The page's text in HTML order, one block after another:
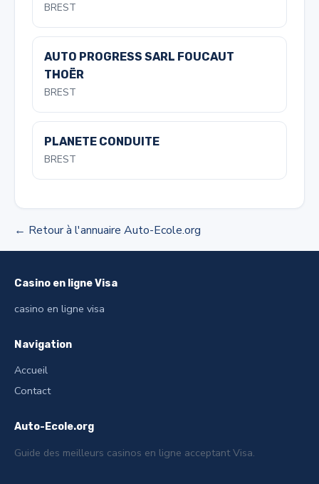
BREST
AUTO PROGRESS SARL FOUCAUT
THOËR
BREST
PLANETE CONDUITE
BREST
← Retour à l'annuaire Auto-Ecole.org
Casino en ligne Visa
casino en ligne visa
Navigation
Accueil
Contact
Auto-Ecole.org
Guide des meilleurs casinos en ligne acceptant Visa.